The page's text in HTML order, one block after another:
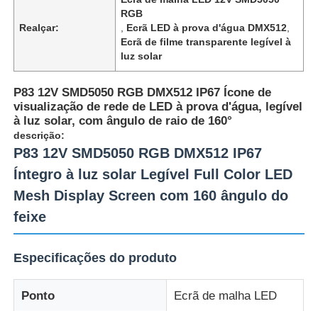
Para casa
Produtos
Sobre nós
Realçar:
RGB
Ecrã LED à prova d'água DMX512
Ecrã de filme transparente legível à
luz solar
P83 12V SMD5050 RGB DMX512 IP67 Ícone de
visualização de rede de LED à prova d'água, legível
à luz solar, com ângulo de raio de 160°
descrição:
P83 12V SMD5050 RGB DMX512 IP67
Íntegro à luz solar Legível Full Color LED
Mesh Display Screen com 160 ângulo do
feixe
Especificações do produto
Ponto Ecrã de malha LED